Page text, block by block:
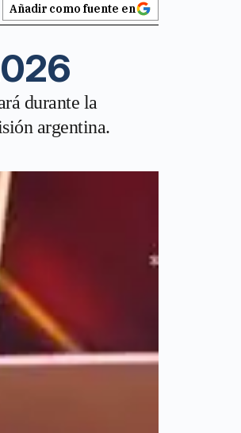
Añadir como fuente en
durante la
argentina.